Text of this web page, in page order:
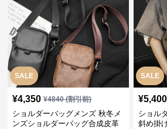
SALE
¥4,350 ¥4840(割引前)
ショルダーバッグメンズ 秋冬メ
ンズショルダーバッグ合成皮革
SALE
¥5,400
ショル
斜め掛